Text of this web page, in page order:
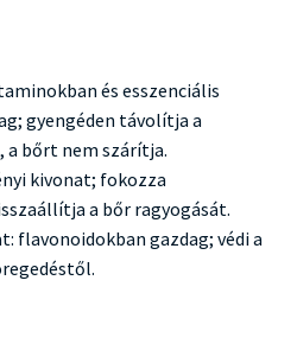
és esszenciális
gyengéden távolítja a
a bőrt nem szárítja.
kivonat; fokozza
a bőr ragyogását.
flavonoidokban gazdag; védi a